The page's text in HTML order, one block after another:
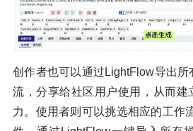
创作者也可以通过LightFlow导出
流，分享给社区用户使用，从而建
力。使用者则可以挑选相应的工作